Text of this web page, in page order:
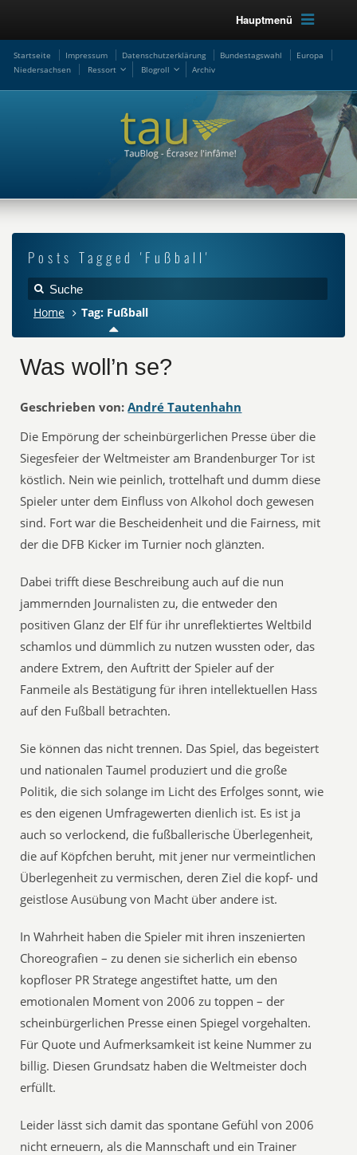
Hauptmenü
Startseite Impressum Datenschutzerklärung Bundestagswahl
Europa
Niedersachsen
Ressort Blogroll Archiv
Posts Tagged 'Fußball'
Home Tag: Fußball
Was woll’n se?
Geschrieben von: André Tautenhahn
Die Empörung der scheinbürgerlichen Presse über die
Siegesfeier der Weltmeister am Brandenburger Tor ist
köstlich. Nein wie peinlich, trottelhaft und dumm diese
Spieler unter dem Einfluss von Alkohol doch gewesen
sind. Fort war die Bescheidenheit und die Fairness, mit
der die DFB Kicker im Turnier noch glänzten.
Dabei trifft diese Beschreibung auch auf die nun
jammernden Journalisten zu, die entweder den
positiven Glanz der Elf für ihr unreflektiertes Weltbild
schamlos und dümmlich zu nutzen wussten oder, das
andere Extrem, den Auftritt der Spieler auf der
Fanmeile als Bestätigung für ihren intellektuellen Hass
auf den Fußball betrachten.
Sie können das nicht trennen. Das Spiel, das begeistert
und nationalen Taumel produziert und die große
Politik, die sich solange im Licht des Erfolges sonnt, wie
es den eigenen Umfragewerten dienlich ist. Es ist ja
auch so verlockend, die fußballerische Überlegenheit,
die auf Köpfchen beruht, mit jener nur vermeintlichen
Überlegenheit zu vermischen, deren Ziel die kopf- und
geistlose Ausübung von Macht über andere ist.
In Wahrheit haben die Spieler mit ihren inszenierten
Choreografien – zu denen sie sicherlich ein ebenso
kopfloser PR Stratege angestiftet hatte, um den
emotionalen Moment von 2006 zu toppen – der
scheinbürgerlichen Presse einen Spiegel vorgehalten.
Für Quote und Aufmerksamkeit ist keine Nummer zu
billig. Diesen Grundsatz haben die Weltmeister doch
erfüllt.
Leider lässt sich damit das spontane Gefühl von 2006
nicht erneuern, als die Mannschaft und ein Trainer